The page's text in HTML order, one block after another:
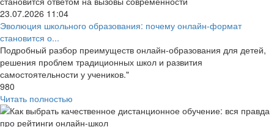
23.07.2026 11:04
Эволюция школьного образования: почему онлайн-формат
становится о...
Подробный разбор преимуществ онлайн-образования для детей,
решения проблем традиционных школ и развития
самостоятельности у учеников."
980
Читать полностью